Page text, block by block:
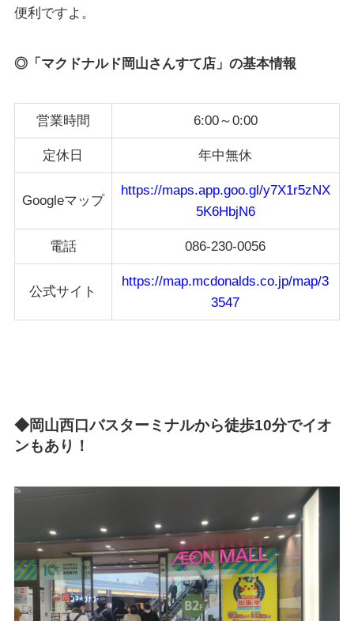
便利ですよ。
◎「マクドナルド岡山さんすて店」の基本情報
営業時間 6:00～0:00
定休日 年中無休
Googleマップ
https://maps.app.goo.gl/y7X1r5zNX
5K6HbjN6
電話 086-230-0056
公式サイト
https://map.mcdonalds.co.jp/map/3
3547
◆岡山西口バスターミナルから徒歩10分でイオ
ンもあり！